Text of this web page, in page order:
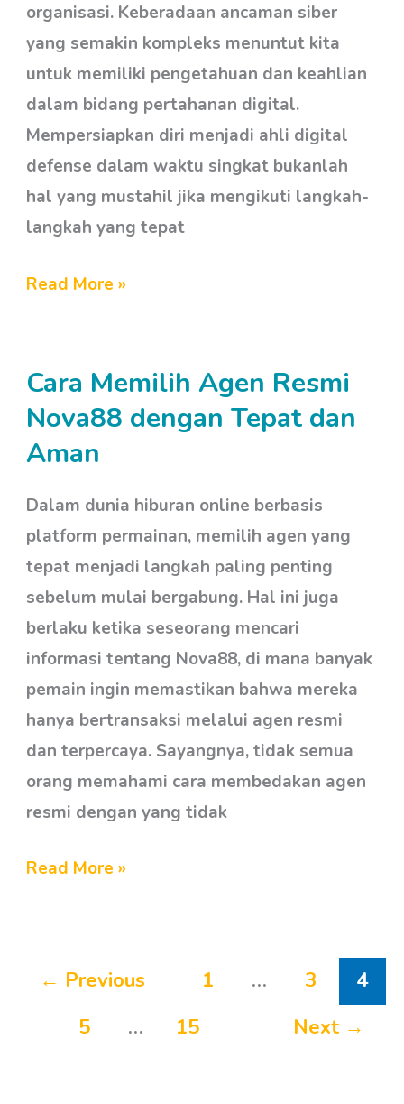
organisasi. Keberadaan ancaman siber
yang semakin kompleks menuntut kita
untuk memiliki pengetahuan dan keahlian
dalam bidang pertahanan digital.
Mempersiapkan diri menjadi ahli digital
defense dalam waktu singkat bukanlah
hal yang mustahil jika mengikuti langkah-
langkah yang tepat
Read More »
Cara Memilih Agen Resmi
Nova88 dengan Tepat dan
Aman
Dalam dunia hiburan online berbasis
platform permainan, memilih agen yang
tepat menjadi langkah paling penting
sebelum mulai bergabung. Hal ini juga
berlaku ketika seseorang mencari
informasi tentang Nova88, di mana banyak
pemain ingin memastikan bahwa mereka
hanya bertransaksi melalui agen resmi
dan terpercaya. Sayangnya, tidak semua
orang memahami cara membedakan agen
resmi dengan yang tidak
Cara
Memilih
Agen
Nova88
dengan
Tepat
dan
Aman
Read More »
← Previous 1 … 3
4
5
… 15 Next →